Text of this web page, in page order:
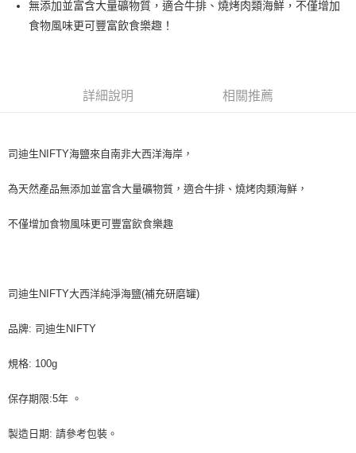
街口支付
【關於「AFTEE先享後付」】
便利好安心！
３．安心：先確認商品／服務後，再付款。
２．訂單成立數日內，您將收到繳費通知簡訊。
ATM／網路銀行／等多元方式進行付款，方視為交易完成。
購買商品的店家。未經商家同意取消之訂單仍視為有效，需透過AFTEE先享
後付繳納相關費用。
是否繳費成功／繳費後需取消欲退款等相關疑問，請聯繫「AFTEE先享後付
9.5kg
kg
無添加並富含大量礦物質，適合牛排、燒烤肉類海鮮，不僅增加
食物風味更可豐富飲食樂趣！
詳細說明 相關推薦
司迪生NIFTY海鹽來自南非大西洋海岸，
為天然產品無添加並富含大量礦物質，適合牛排、燒烤肉類海鮮，
不僅增加食物風味更可豐富飲食樂趣
司迪生NIFTY大西洋純淨海鹽(補充研磨罐)
品牌: 司迪生NIFTY
規格: 100g
保存期限:5年 。
製造日期: 請參考包裝。